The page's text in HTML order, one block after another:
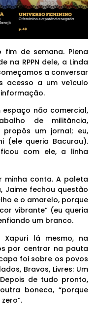
fim de semana. Plena
na RPPN dele, a Linda
a conversar
acesso a um veículo
espaço não comercial,
de militância,
propôs um jornal; eu,
(ele queria Bacurau).
com ele, a linha
conta. A paleta
Jaime fechou questão
e o amarelo, porque
vibrante” (eu queria
um branco.
Xapuri lá mesmo, na
por centrar na pauta
foi sobre os povos
Bravos, Livres: Um
de tudo pronto,
boneca, “porque